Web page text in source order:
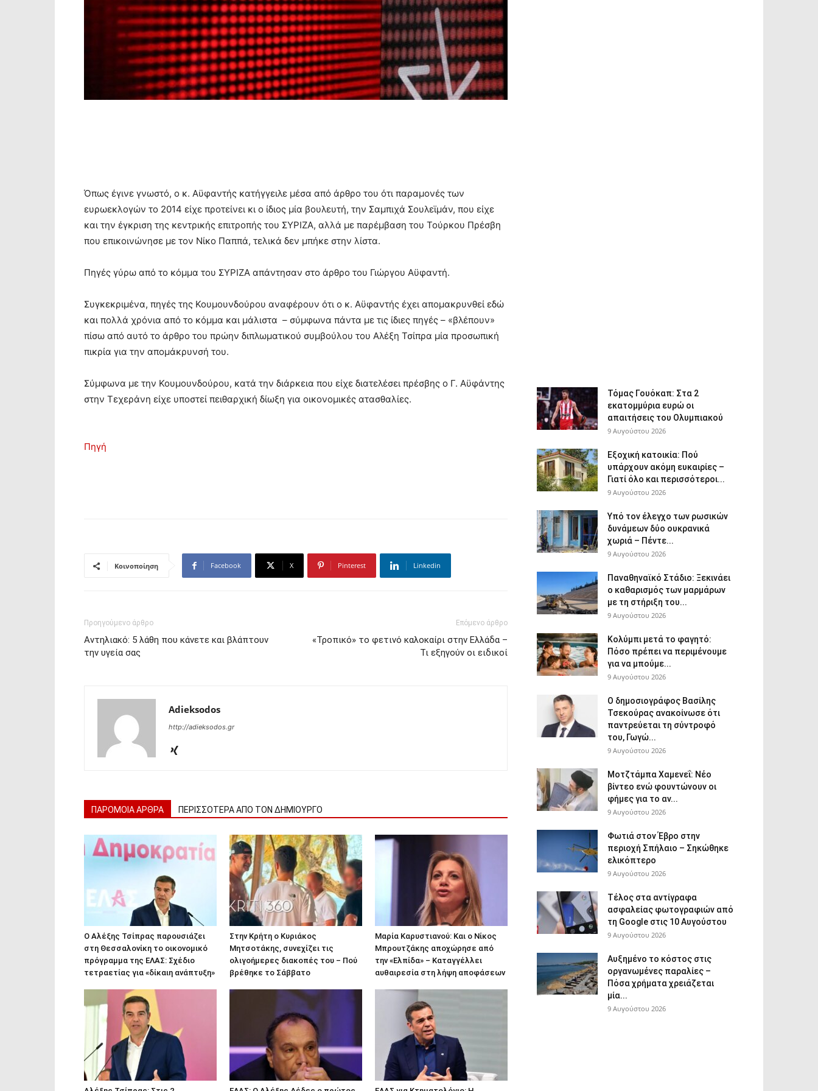
Όπως έγινε γνωστό, ο κ. Αϋφαντής κατήγγειλε μέσα από άρθρο του ότι παραμονές των
ευρωεκλογών το 2014 είχε προτείνει κι ο ίδιος μία βουλευτή, την Σαμπιχά Σουλεϊμάν, που είχε
και την έγκριση της κεντρικής επιτροπής του ΣΥΡΙΖΑ, αλλά με παρέμβαση του Τούρκου Πρέσβη
που επικοινώνησε με τον Νίκο Παππά, τελικά δεν μπήκε στην λίστα.
Πηγές γύρω από το κόμμα του ΣΥΡΙΖΑ απάντησαν στο άρθρο του Γιώργου Αϋφαντή.
Συγκεκριμένα, πηγές της Κουμουνδούρου αναφέρουν ότι ο κ. Αϋφαντής έχει απομακρυνθεί εδώ
και πολλά χρόνια από το κόμμα και μάλιστα – σύμφωνα πάντα με τις ίδιες πηγές – «βλέπουν»
πίσω από αυτό το άρθρο του πρώην διπλωματικού συμβούλου του Αλέξη Τσίπρα μία προσωπική
πικρία για την απομάκρυνσή του.
Σύμφωνα με την Κουμουνδούρου, κατά την διάρκεια που είχε διατελέσει πρέσβης ο Γ. Αϋφάντης
στην Τεχεράνη είχε υποστεί πειθαρχική δίωξη για οικονομικές ατασθαλίες.
Πηγή
Κοινοποίηση Facebook X Pinterest Linkedin
Προηγούμενο άρθρο
Αντηλιακό: 5 λάθη που κάνετε και βλάπτουν
την υγεία σας
Επόμενο άρθρο
«Τροπικό» το φετινό καλοκαίρι στην Ελλάδα –
Τι εξηγούν οι ειδικοί
Adieksodos
http://adieksodos.gr
ΠΑΡΟΜΟΙΑ ΑΡΘΡΑ ΠΕΡΙΣΣΟΤΕΡΑ ΑΠΟ ΤΟΝ ΔΗΜΙΟΥΡΓΟ
Ο Αλέξης Τσίπρας παρουσιάζει
στη Θεσσαλονίκη το οικονομικό
πρόγραμμα της ΕΛΑΣ: Σχέδιο
τετραετίας για «δίκαιη ανάπτυξη»
Στην Κρήτη ο Κυριάκος
Μητσοτάκης, συνεχίζει τις
ολιγοήμερες διακοπές του – Πού
βρέθηκε το Σάββατο
Μαρία Καρυστιανού: Και ο Νίκος
Μπρουτζάκης αποχώρησε από
την «Ελπίδα» – Καταγγέλλει
αυθαιρεσία στη λήψη αποφάσεων
Τόμας Γουόκαπ: Στα 2
εκατομμύρια ευρώ οι
απαιτήσεις του Ολυμπιακού
9 Αυγούστου 2026
Εξοχική κατοικία: Πού
υπάρχουν ακόμη ευκαιρίες –
Γιατί όλο και περισσότεροι...
9 Αυγούστου 2026
Υπό τον έλεγχο των ρωσικών
δυνάμεων δύο ουκρανικά
χωριά – Πέντε...
9 Αυγούστου 2026
Παναθηναϊκό Στάδιο: Ξεκινάει
ο καθαρισμός των μαρμάρων
με τη στήριξη του...
9 Αυγούστου 2026
Κολύμπι μετά το φαγητό:
Πόσο πρέπει να περιμένουμε
για να μπούμε...
9 Αυγούστου 2026
Ο δημοσιογράφος Βασίλης
Τσεκούρας ανακοίνωσε ότι
παντρεύεται τη σύντροφό
του, Γωγώ...
9 Αυγούστου 2026
Μοτζτάμπα Χαμενεΐ: Νέο
βίντεο ενώ φουντώνουν οι
φήμες για το αν...
9 Αυγούστου 2026
Φωτιά στον Έβρο στην
περιοχή Σπήλαιο – Σηκώθηκε
ελικόπτερο
9 Αυγούστου 2026
Τέλος στα αντίγραφα
ασφαλείας φωτογραφιών από
τη Google στις 10 Αυγούστου
9 Αυγούστου 2026
Αυξημένο το κόστος στις
οργανωμένες παραλίες –
Πόσα χρήματα χρειάζεται
μία...
9 Αυγούστου 2026